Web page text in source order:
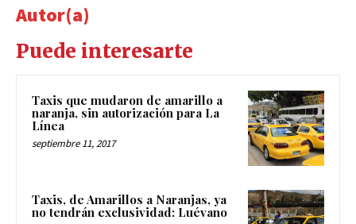
Autor(a)
Puede interesarte
Taxis que mudaron de amarillo a
naranja, sin autorización para La
Línea
septiembre 11, 2017
Taxis, de Amarillos a Naranjas, ya
no tendrán exclusividad: Luévano